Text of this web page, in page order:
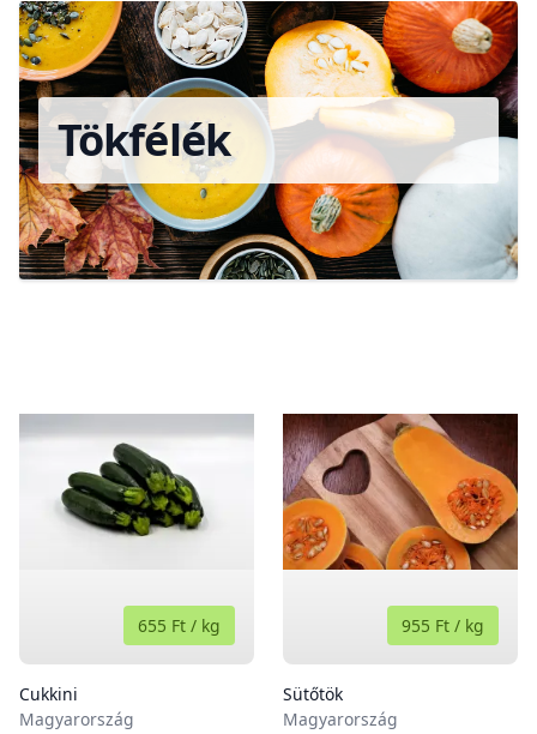
Tökfélék
Cukkini
Magyarország
655 Ft / kg
Sütőtök
Magyarország
955 Ft / kg